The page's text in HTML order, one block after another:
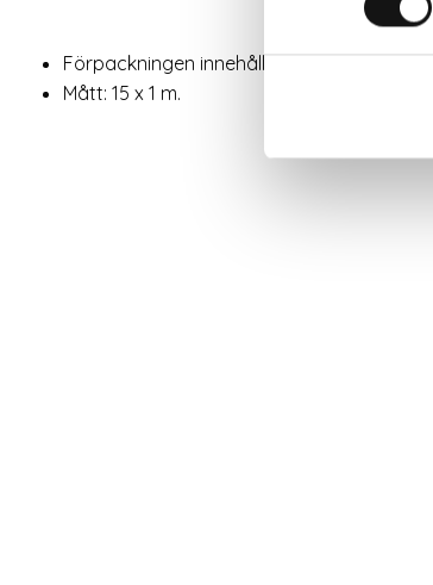
Förpackningen innehåller 15m²barkduk.
Mått: 15 x 1 m.